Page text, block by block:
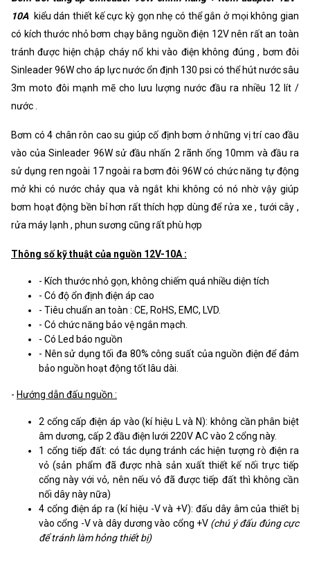
Công xuất : 120W
Chất liệu : Nhôm – Kim Loại.
Kích thước : 20 x 9.7 x 4 cm
Trọng lượng :
10A kiểu dán thiết kế cực kỳ gọn nhẹ có thể gắn ở mọi không gian
có kích thước nhỏ bơm chạy bằng nguồn điện 12V nên rất an toàn
tránh được hiện chập cháy nổ khi vào điện không đúng , bơm đôi
Sinleader 96W cho áp lực nước ổn định 130 psi có thể hút nước sâu
3m moto đôi mạnh mẽ cho lưu lượng nước đầu ra nhiều 12 lít /
nước .
Bơm có 4 chân rôn cao su giúp cố định bơm ở những vị trí cao đầu
vào của Sinleader 96W sử đầu nhấn 2 rãnh ống 10mm và đầu ra
sử dụng ren ngoài 17 ngoài ra bơm đôi 96W có chức năng tự động
mở khi có nước chảy qua và ngắt khi không có nó nhờ vậy giúp
bơm hoạt động bền bỉ hơn rất thích hợp dùng để rửa xe , tưới cây ,
rửa máy lạnh , phun sương cũng rất phù hợp
Thông số kỹ thuật của nguồn 12V-10A :
- Kích thước nhỏ gọn, không chiếm quá nhiều diện tích
- Có độ ổn định điện áp cao
- Tiêu chuẩn an toàn : CE, RoHS, EMC, LVD.
- Có chức năng bảo vệ ngắn mạch.
- Có Led báo nguồn
- Nên sử dụng tối đa 80% công suất của nguồn điện để đảm
bảo nguồn hoạt động tốt lâu dài.
- Hướng dẫn đấu nguồn :
2 cổng cấp điện áp vào (kí hiệu L và N): không cần phân biệt
âm dương, cấp 2 đầu điện lưới 220V AC vào 2 cổng này.
1 cổng tiếp đất: có tác dụng tránh các hiện tượng rò điện ra
vỏ (sản phẩm đã được nhà sản xuất thiết kế nối trực tiếp
cổng này với vỏ, nên nếu vỏ đã được tiếp đất thì không cần
nối dây này nữa)
4 cổng điện áp ra (kí hiệu -V và +V): đấu dây âm của thiết bị
vào cổng -V và dây dương vào cổng +V (chú ý đấu đúng cực
để tránh làm hỏng thiết bị)